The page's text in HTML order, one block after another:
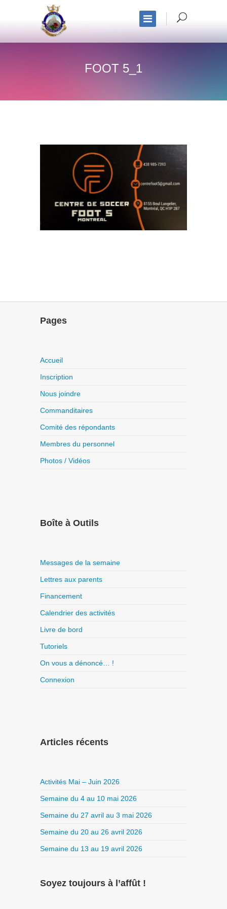
FOOT 5_1
Pages
Accueil
Inscription
Nous joindre
Commanditaires
Comité des répondants
Membres du personnel
Photos / Vidéos
Boîte à Outils
Messages de la semaine
Lettres aux parents
Financement
Calendrier des activités
Livre de bord
Tutoriels
On vous a dénoncé… !
Connexion
Articles récents
Activités Mai – Juin 2026
Semaine du 4 au 10 mai 2026
Semaine du 27 avril au 3 mai 2026
Semaine du 20 au 26 avril 2026
Semaine du 13 au 19 avril 2026
Soyez toujours à l’affût !